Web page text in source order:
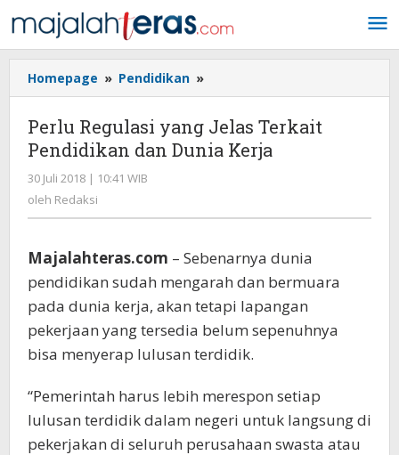
ke
konten
Homepage » Pendidikan »
Regulasi
yang
Jelas
Terkait
Perlu Regulasi yang Jelas Terkait
Pendidikan dan Dunia Kerja
30 Juli 2018 | 10:41 WIB
oleh Redaksi
Majalahteras.com – Sebenarnya dunia
pendidikan sudah mengarah dan bermuara
pada dunia kerja, akan tetapi lapangan
pekerjaan yang tersedia belum sepenuhnya
bisa menyerap lulusan terdidik.
“Pemerintah harus lebih merespon setiap
lulusan terdidik dalam negeri untuk langsung di
pekerjakan di seluruh perusahaan swasta atau